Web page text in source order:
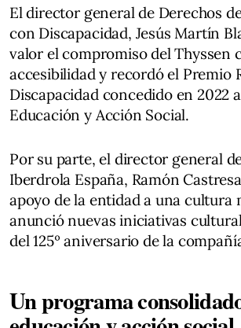
El director general de Derechos
con Discapacidad, Jesús Martín
valor el compromiso del Thyssen
accesibilidad y recordó el Premio
Discapacidad concedido en 2022
Educación y Acción Social.
Por su parte, el director general
Iberdrola España, Ramón
apoyo de la entidad a una cultura
anunció nuevas iniciativas
del 125º aniversario de la
Un programa